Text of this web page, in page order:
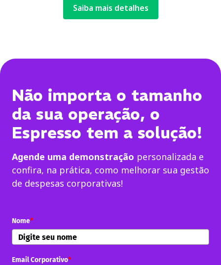
Saiba mais detalhes
Não importa o tamanho
da sua operação, o
Espresso tem a solução!
Agende uma demonstração personalizada e
confira, na prática, como melhorar sua gestão
de despesas corporativas!
Nome*
Email Corporativo*